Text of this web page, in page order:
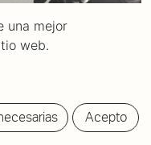
una mejor
web.
Acepto